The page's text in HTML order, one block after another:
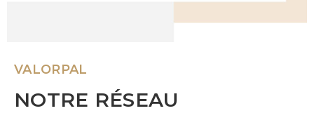
VALORPAL
NOTRE RÉSEAU